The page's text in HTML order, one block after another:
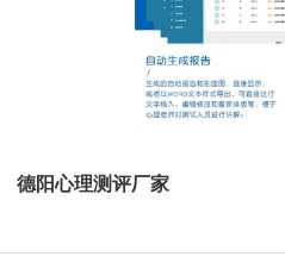
德阳心理测评厂家